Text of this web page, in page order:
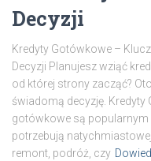
Decyzji
Kredyty Gotówkowe –
Decyzji Planujesz wziąć
od której strony zacząć?
świadomą decyzję. Kredyty
gotówkowe są
potrzebują
remont, podróż, czy